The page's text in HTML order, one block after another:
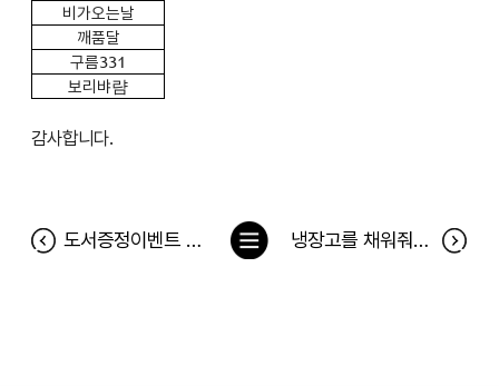
비가오는날
깨품달
구름331
보리뱌럄
감사합니다.
도서증정이벤트 <따라만해도 성공보장, 20가지 인테리어 법칙> 당첨자 냉장고를 채워줘 169차 당첨자(4월 6일~4월 12일)
목